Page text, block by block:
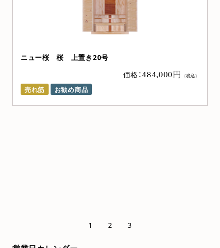
ニュー桜 桜 上置き20号
価格：484,000円 （税込）
売れ筋 お勧め商品
1 2 3